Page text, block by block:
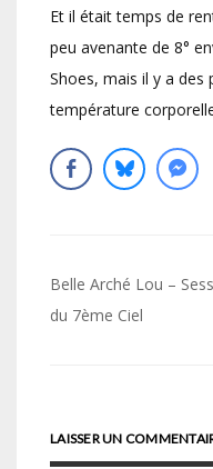
Et il était temps de
peu avenante de 8°
Shoes, mais il y a
température
Navigation
de
Belle Arché Lou –
du 7ème Ciel
LAISSER UN